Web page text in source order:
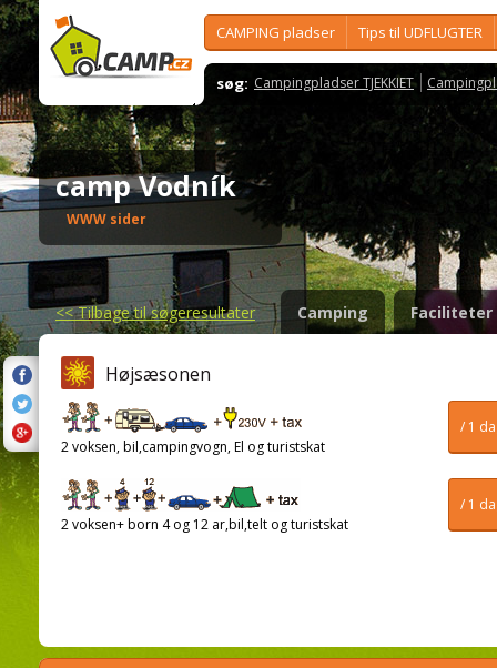
CAMPING pladser Tips til UDFLUGTER
søg: Campingpladser TJEKKIET
camp Vodník
WWW sider
<<Tilbage til søgeresultater Camping Faciliteter
Højsæsonen
/ 1
2 voksen, bil,campingvogn, El og turistskat
/ 1
2 voksen+ born 4 og 12 ar,bil,telt og turistskat